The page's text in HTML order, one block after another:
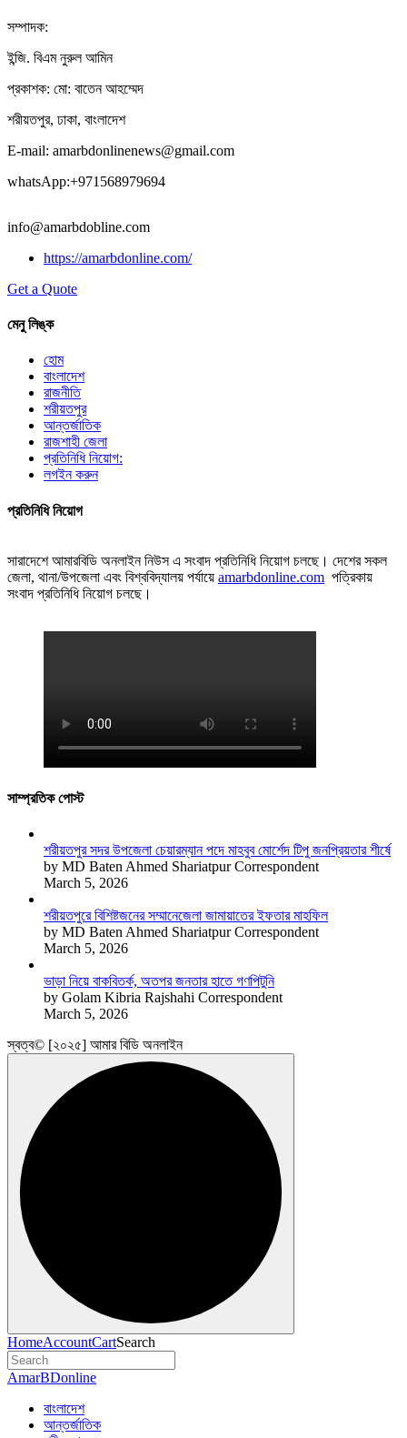
সম্পাদক:
ইন্জি. বিএম নুরুল আমিন
প্রকাশক: মো: বাতেন আহম্মেদ
শরীয়তপুর, ঢাকা, বাংলাদেশ
E-mail: amarbdonlinenews@gmail.com
whatsApp:+971568979694
info@amarbdobline.com
https://amarbdonline.com/
Get a Quote
মেনু লিঙ্ক
হোম
বাংলাদেশ
রাজনীতি
শরীয়তপুর
আন্তর্জাতিক
রাজশাহী জেলা
প্রতিনিধি নিয়োগ:
লগইন করুন
প্রতিনিধি নিয়োগ
সারাদেশে আমারবিডি অনলাইন নিউস এ সংবাদ প্রতিনিধি নিয়োগ চলছে। দেশের সকল
জেলা, থানা/উপজেলা এবং বিশ্ববিদ্যালয় পর্যায়ে amarbdonline.com পত্রিকায়
সংবাদ প্রতিনিধি নিয়োগ চলছে।
সাম্প্রতিক পোস্ট
শরীয়তপুর সদর উপজেলা চেয়ারম্যান পদে মাহবুব মোর্শেদ টিপু জনপ্রিয়তার শীর্ষে
by MD Baten Ahmed Shariatpur Correspondent
March 5, 2026
শরীয়তপুরে বিশিষ্টজনের সম্মানেজেলা জামায়াতের ইফতার মাহফিল
by MD Baten Ahmed Shariatpur Correspondent
March 5, 2026
ভাড়া নিয়ে বাকবিতর্ক, অতপর জনতার হাতে গণপিটুনি
by Golam Kibria Rajshahi Correspondent
March 5, 2026
স্বত্ব© [২০২৫] আমার বিডি অনলাইন
HomeAccountCartSearch
AmarBDonline
বাংলাদেশ
আন্তর্জাতিক